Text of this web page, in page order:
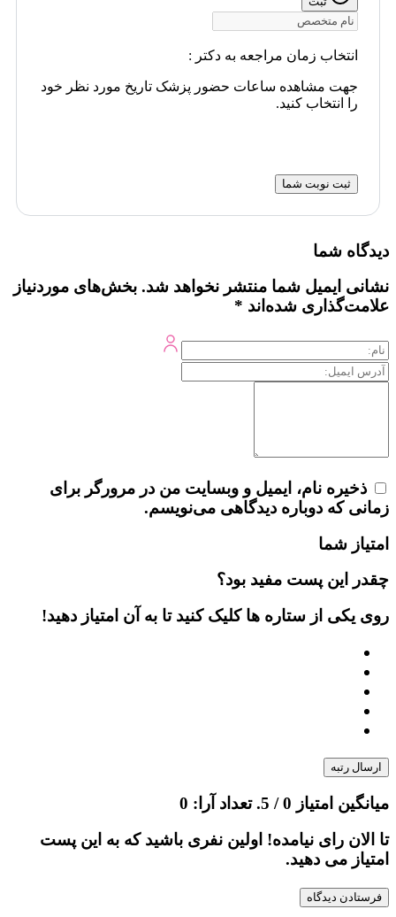
انتخاب زمان مراجعه به دکتر :
جهت مشاهده ساعات حضور پزشک تاریخ مورد نظر خود
را انتخاب کنید.
ثبت نوبت شما
دیدگاه شما
نشانی ایمیل شما منتشر نخواهد شد. بخش‌های موردنیاز
علامت‌گذاری شده‌اند *
ذخیره نام، ایمیل و وبسایت من در مرورگر برای
زمانی که دوباره دیدگاهی می‌نویسم.
امتیاز شما
چقدر این پست مفید بود؟
روی یکی از ستاره ها کلیک کنید تا به آن امتیاز دهید!
ارسال رتبه
میانگین امتیاز 0/ 5. تعداد آرا:
0
تا الان رای نیامده! اولین نفری باشید که به این پست
امتیاز می دهید.